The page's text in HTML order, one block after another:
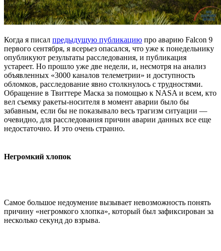
Когда я писал предыдущую публикацию про аварию Falcon 9
первого сентября, я всерьез опасался, что уже к понедельнику
опубликуют результаты расследования, и публикация
устареет. Но прошло уже две недели, и, несмотря на анализ
объявленных «3000 каналов телеметрии» и доступность
обломков, расследование явно столкнулось с трудностями.
Обращение в Твиттере Маска за помощью к NASA и всем, кто
вел съемку ракеты-носителя в момент аварии было бы
забавным, если бы не показывало весь трагизм ситуации —
очевидно, для расследования причин аварии данных все еще
недостаточно. И это очень странно.
Негромкий хлопок
Самое большое недоумение вызывает невозможность понять
причину «негромкого хлопка», который был зафиксирован за
несколько секунд до взрыва.